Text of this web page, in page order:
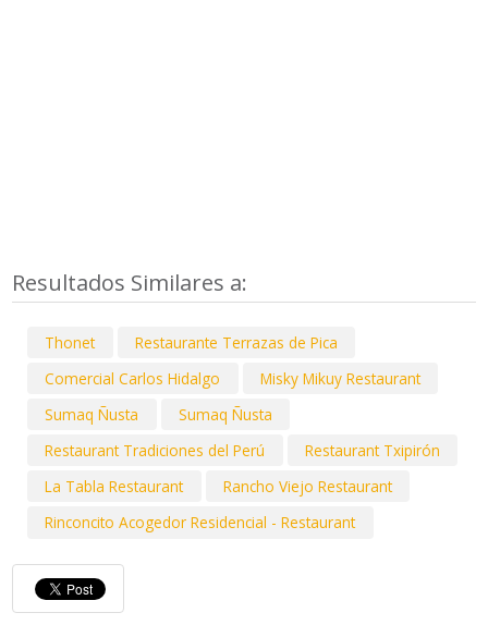
Resultados Similares a:
Thonet
Restaurante Terrazas de Pica
Comercial Carlos Hidalgo
Misky Mikuy Restaurant
Sumaq Ñusta
Sumaq Ñusta
Restaurant Tradiciones del Perú
Restaurant Txipirón
La Tabla Restaurant
Rancho Viejo Restaurant
Rinconcito Acogedor Residencial - Restaurant